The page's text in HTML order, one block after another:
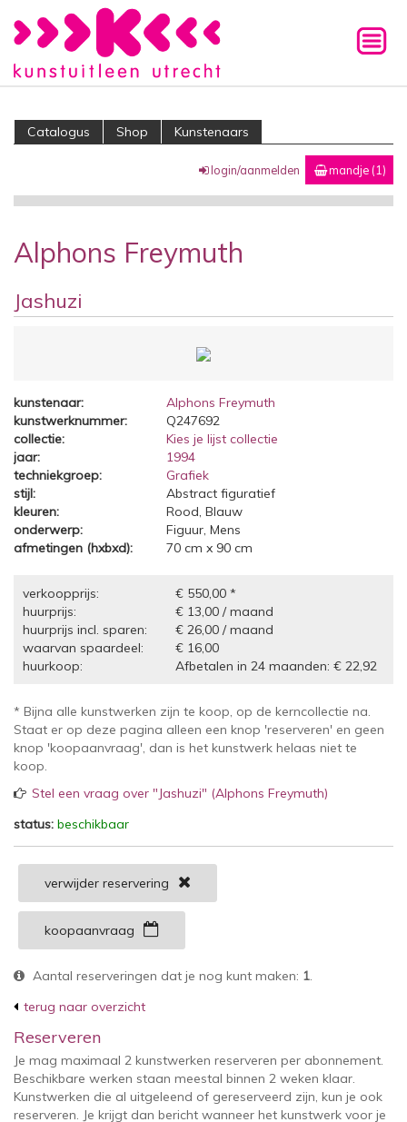
Catalogus Shop Kunstenaars
login/aanmelden mandje (1)
Alphons Freymuth
Jashuzi
kunstenaar:
Alphons Freymuth
kunstwerknummer:
Q247692
collectie:
Kies je lijst collectie
jaar:
1994
techniekgroep:
Grafiek
stijl:
Abstract figuratief
kleuren:
Rood, Blauw
onderwerp:
Figuur, Mens
afmetingen (hxbxd):
70 cm x 90 cm
verkoopprijs:
€ 550,00 *
huurprijs:
€ 13,00 / maand
huurprijs incl. sparen:
€ 26,00 / maand
waarvan spaardeel:
€ 16,00
huurkoop:
Afbetalen in 24 maanden: € 22,92
* Bijna alle kunstwerken zijn te koop, op de kerncollectie na.
Staat er op deze pagina alleen een knop 'reserveren' en geen
knop 'koopaanvraag', dan is het kunstwerk helaas niet te
koop.
Stel een vraag over "Jashuzi" (Alphons Freymuth)
status: beschikbaar
verwijder reservering
koopaanvraag
Aantal reserveringen dat je nog kunt maken: 1.
terug naar overzicht
Reserveren
Je mag maximaal 2 kunstwerken reserveren per abonnement.
Beschikbare werken staan meestal binnen 2 weken klaar.
Kunstwerken die al uitgeleend of gereserveerd zijn, kun je ook
reserveren. Je krijgt dan bericht wanneer het kunstwerk voor je